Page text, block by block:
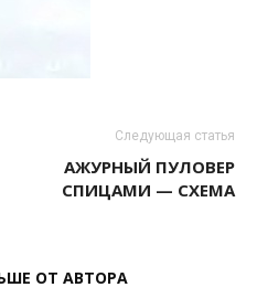
Следующая статья
АЖУРНЫЙ ПУЛОВЕР
СПИЦАМИ — СХЕМА
ОТ АВТОРА